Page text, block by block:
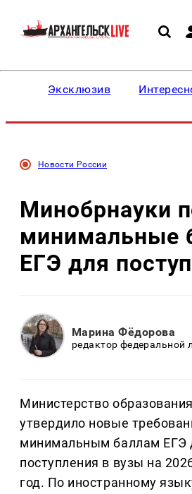
Эксклюзив
Новости России
Минобрнауки
минимальные
ЕГЭ для
Марина Фёдорова
редактор федеральной
Министерство
утвердило новые
минимальным баллам ЕГЭ
поступления в вузы на
год. По иностранному